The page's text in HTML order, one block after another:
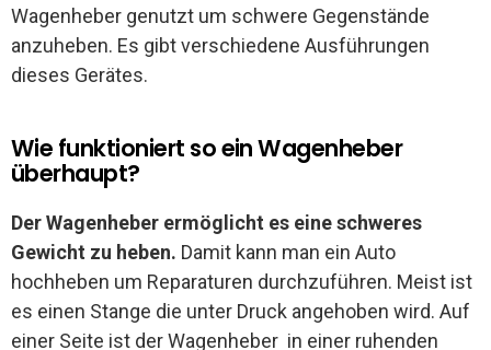
Wagenheber genutzt um schwere Gegenstände
anzuheben. Es gibt verschiedene Ausführungen
dieses Gerätes.
Wie funktioniert so ein Wagenheber
überhaupt?
Der Wagenheber ermöglicht es eine schweres
Gewicht zu heben. Damit kann man ein Auto
hochheben um Reparaturen durchzuführen. Meist ist
es einen Stange die unter Druck angehoben wird. Auf
einer Seite ist der Wagenheber in einer ruhenden